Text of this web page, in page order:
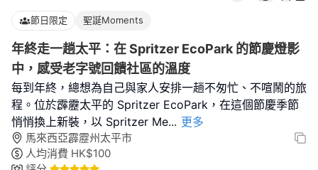
節日限定 聖誕Moments
年終走一趟太平：在 Spritzer EcoPark 的節慶燈影
中，感受老字號回饋社區的溫度
每到年終，總想為自己與家人安排一趟不匆忙、不喧鬧的旅
程。位於霹靂太平的 Spritzer EcoPark，在這個節慶季節
悄悄換上新裝，以 Spritzer Me... 更多
馬來西亞霹靂州太平市
人均消費 HK$100